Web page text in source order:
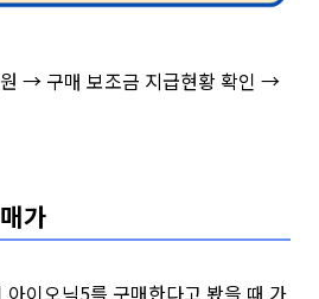
→ 구매 보조금 지급현황 확인 →
가
아이오닉5를 구매한다고 봤을 때 가